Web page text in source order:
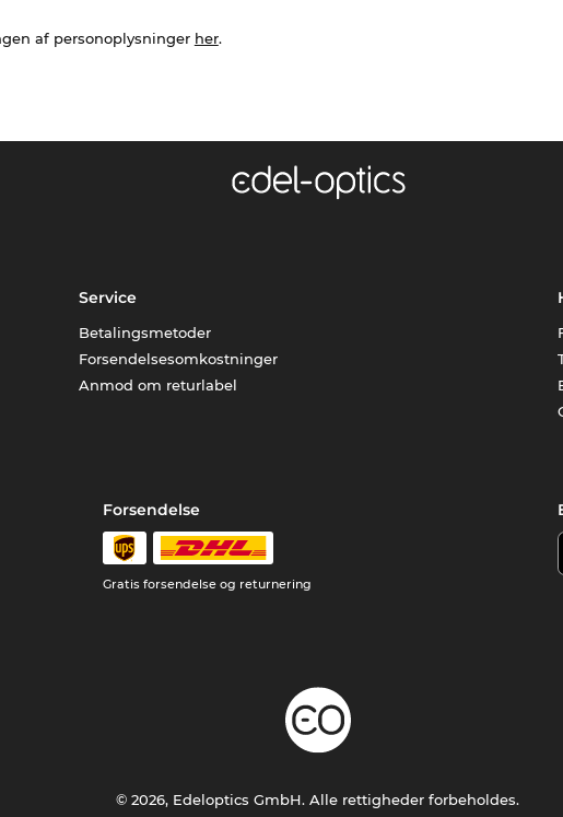
af personoplysninger her.
Service
Betalingsmetoder
Forsendelsesomkostninger
Anmod om returlabel
Forsendelse
Gratis forsendelse og returnering
© 2026, Edeloptics GmbH. Alle rettigheder forbeholdes.